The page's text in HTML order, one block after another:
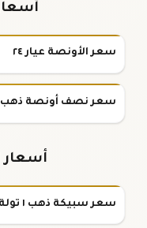
سعر الأونصة عيار ٢٤
سعر نصف أونصة ذهب
أسعار
سعر سبيكة ذهب ١ تولة عيار ٢٤